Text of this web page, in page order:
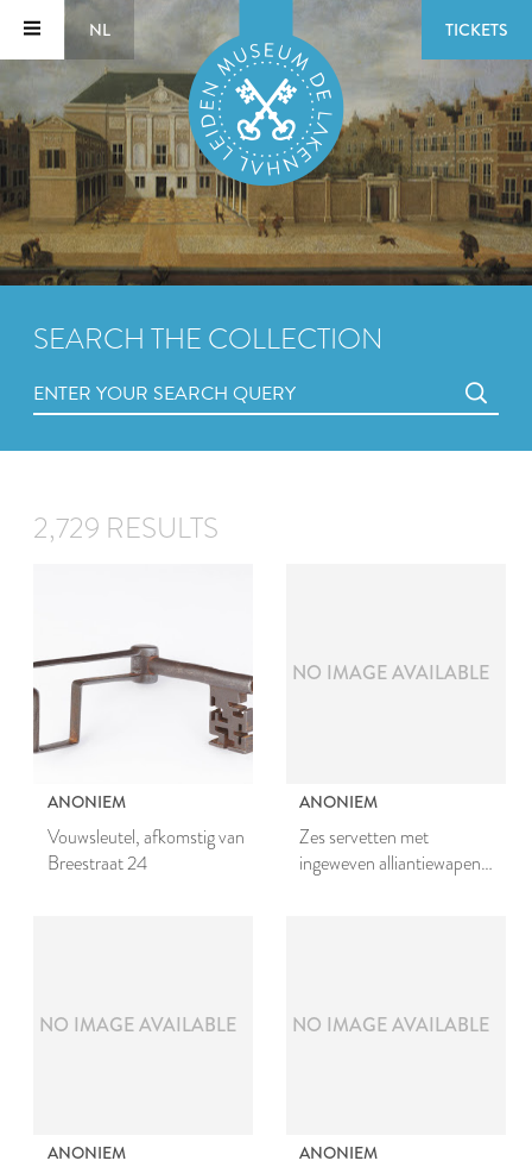
NL TICKETS
SEARCH THE COLLECTION
2,729 RESULTS
ANONIEM
Vouwsleutel, afkomstig van
Breestraat 24
NO IMAGE AVAILABLE
ANONIEM
Zes servetten met
ingeweven alliantiewapen
NO IMAGE AVAILABLE
ANONIEM
NO IMAGE AVAILABLE
ANONIEM